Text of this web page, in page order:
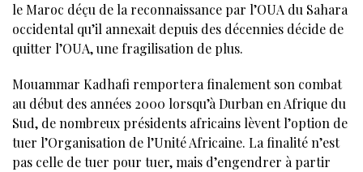
le Maroc déçu de la reconnaissance par l’OUA du Sahara
occidental qu’il annexait depuis des décennies décide de
quitter l’OUA, une fragilisation de plus.
Mouammar Kadhafi remportera finalement son combat
au début des années 2000 lorsqu’à Durban en Afrique du
Sud, de nombreux présidents africains lèvent l’option de
tuer l’Organisation de l’Unité Africaine. La finalité n’est
pas celle de tuer pour tuer, mais d’engendrer à partir